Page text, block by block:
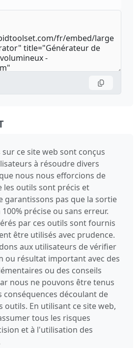
ce site web sont conçus
à résoudre divers
nous nous efforcions de
les outils sont précis et
garantissons pas que la sortie
précise ou sans erreur.
par ces outils sont fournis
être utilisés avec prudence.
aux utilisateurs de vérifier
ou résultat important avec des
ou des conseils
nous ne pouvons être tenus
conséquences découlant de
outils. En utilisant ce site web,
tous les risques
et à l'utilisation des